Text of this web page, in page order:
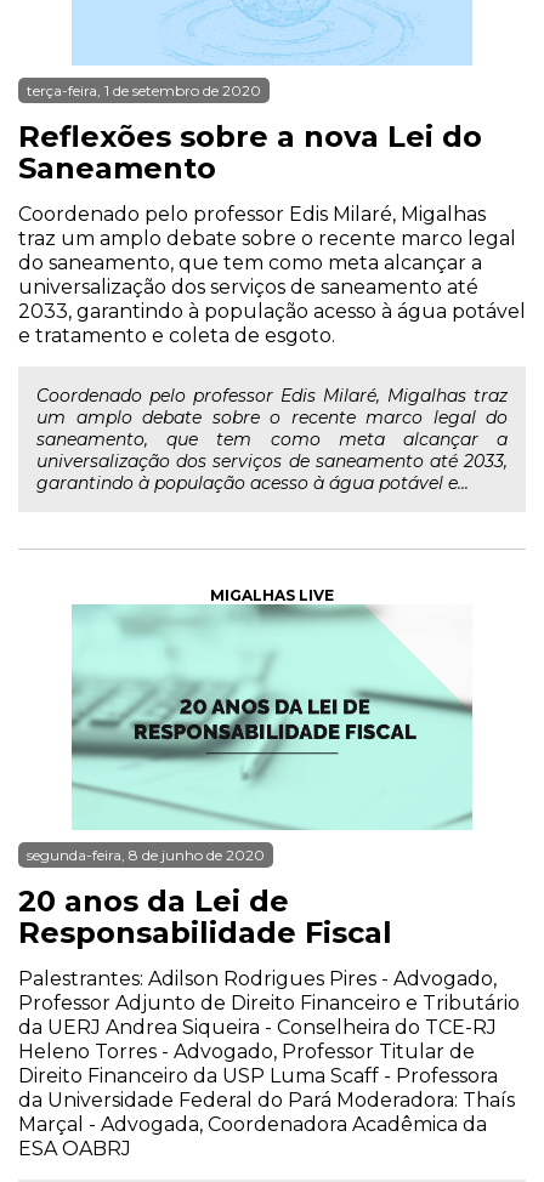
terça-feira, 1 de setembro de 2020
Reflexões sobre a nova Lei do
Saneamento
Coordenado pelo professor Edis Milaré, Migalhas
traz um amplo debate sobre o recente marco legal
do saneamento, que tem como meta alcançar a
universalização dos serviços de saneamento até
2033, garantindo à população acesso à água potável
e tratamento e coleta de esgoto.
Coordenado pelo professor Edis Milaré, Migalhas traz
um amplo debate sobre o recente marco legal do
saneamento, que tem como meta alcançar a
universalização dos serviços de saneamento até 2033,
garantindo à população acesso à água potável e...
MIGALHAS LIVE
segunda-feira, 8 de junho de 2020
20 anos da Lei de
Responsabilidade Fiscal
Palestrantes: Adilson Rodrigues Pires - Advogado,
Professor Adjunto de Direito Financeiro e Tributário
da UERJ Andrea Siqueira - Conselheira do TCE-RJ
Heleno Torres - Advogado, Professor Titular de
Direito Financeiro da USP Luma Scaff - Professora
da Universidade Federal do Pará Moderadora: Thaís
Marçal - Advogada, Coordenadora Acadêmica da
ESA OABRJ